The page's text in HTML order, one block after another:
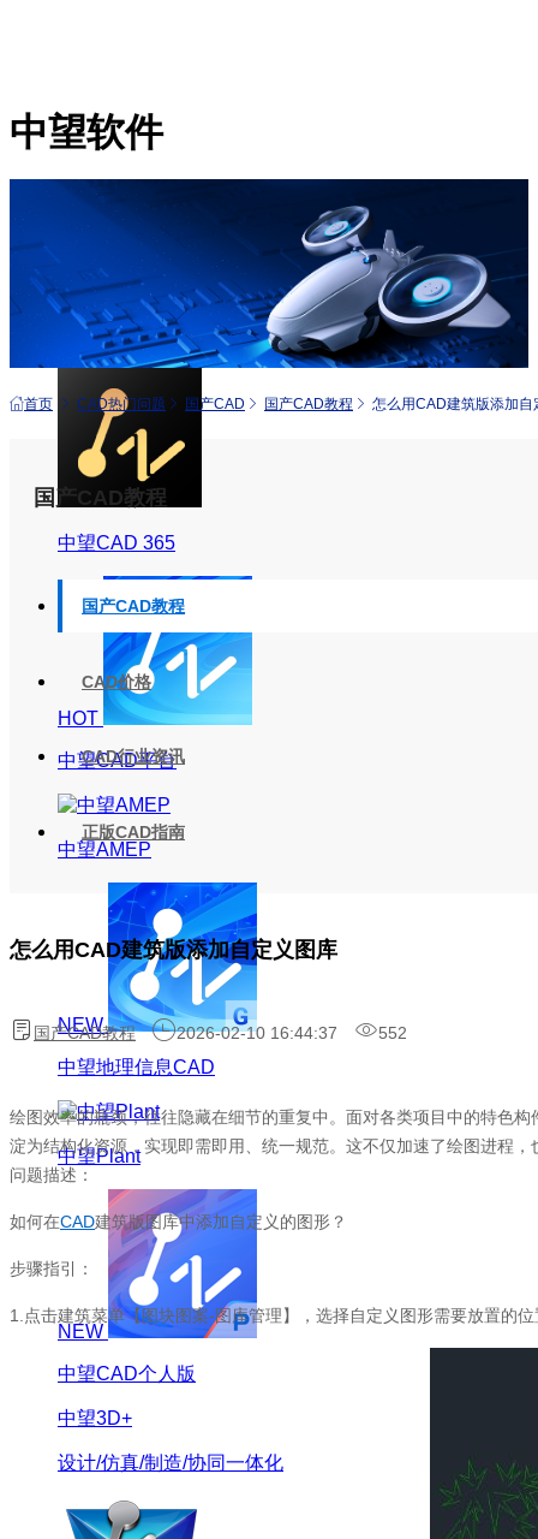
中望软件
中望CAD+
从工具到平台 打造行业解决方案
中望CAD 365
HOT
中望CAD平台
中望AMEP
NEW
中望地理信息CAD
中望Plant
NEW
中望CAD个人版
中望3D+
设计/仿真/制造/协同一体化
首页 CAD热门问题 国产CAD 国产CAD教程 怎么用CAD建筑版添加自
国产CAD教程
国产CAD教程
CAD价格
CAD行业资讯
正版CAD指南
怎么用CAD建筑版添加自定义图库
国产CAD教程 2026-02-10 16:44:37 552
绘图效率的瓶颈，往往隐藏在细节的重复中。面对各类项目中的特色
淀为结构化资源，实现即需即用、统一规范。这不仅加速了绘图进程
问题描述：
如何在CAD建筑版图库中添加自定义的图形？
步骤指引：
1.点击建筑菜单【图块图案-图库管理】，选择自定义图形需要放置的